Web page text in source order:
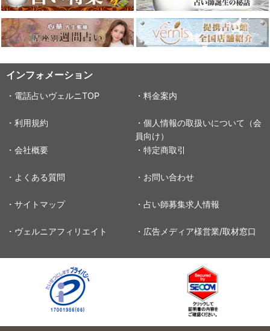
インフォメーション
・電話占いヴェルニTOP ・料金案内
・利用規約
・個人情報の取扱いについて（会
員向け）
・会社概要
・特定商取引
・よくある質問 ・お問い合わせ
・サイトマップ ・占い師募集求人情報
・ヴェルニアフィリエイト ・広告メディア様営業/取材窓口